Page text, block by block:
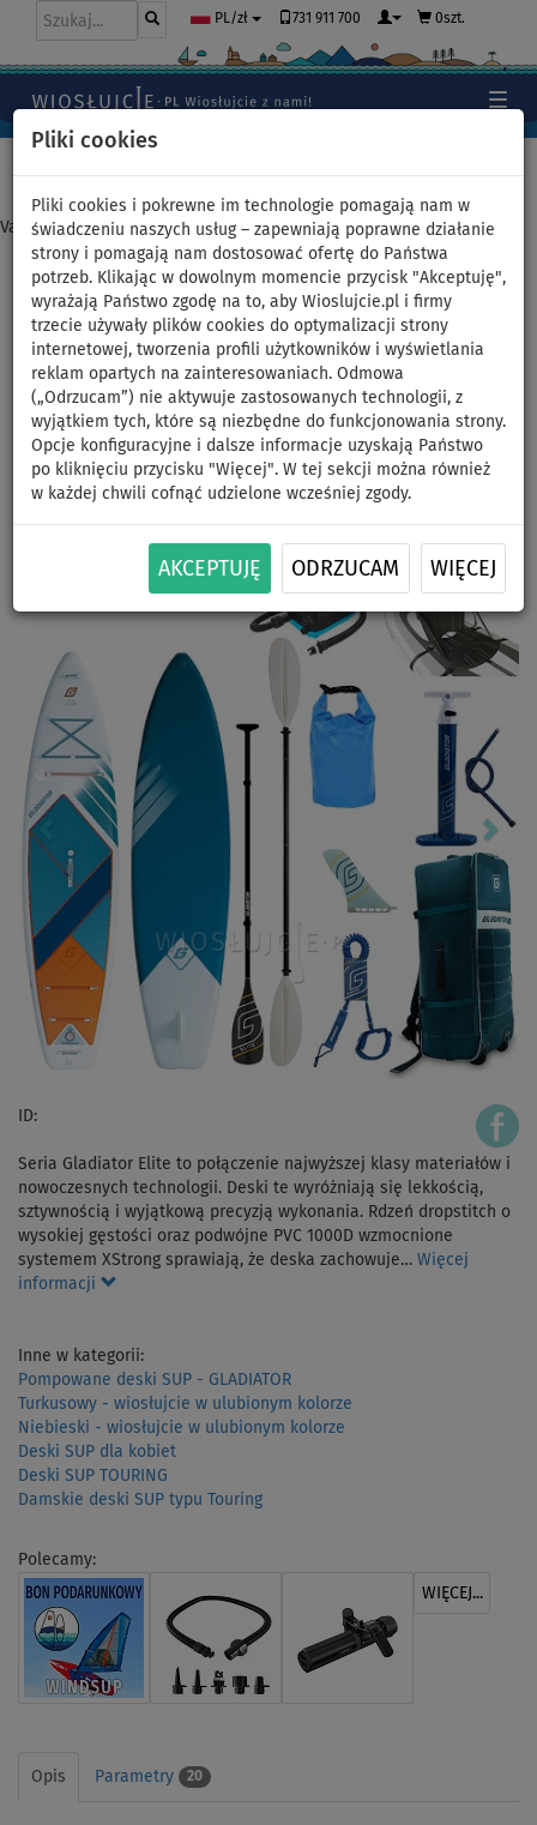
Pliki cookies
Pliki cookies i pokrewne im technologie pomagają nam w
świadczeniu naszych usług – zapewniają poprawne działanie
strony i pomagają nam dostosować ofertę do Państwa
potrzeb. Klikając w dowolnym momencie przycisk "Akceptuję",
wyrażają Państwo zgodę na to, aby Wioslujcie.pl i firmy
trzecie używały plików cookies do optymalizacji strony
internetowej, tworzenia profili użytkowników i wyświetlania
reklam opartych na zainteresowaniach. Odmowa
(„Odrzucam”) nie aktywuje zastosowanych technologii, z
wyjątkiem tych, które są niezbędne do funkcjonowania strony.
Opcje konfiguracyjne i dalsze informacje uzyskają Państwo
po kliknięciu przycisku "Więcej". W tej sekcji można również
w każdej chwili cofnąć udzielone wcześniej zgody.
AKCEPTUJĘ ODRZUCAM WIĘCEJ
PL/zł 731 911 700 0szt.
Varianta nebyla nalezena
Deska SUP GLADIATOR ELITE
Touring 11'4 2026 -
pompowany paddleboard z
wiosłem karbonowym
WIOSŁO W
DO
DARMOWA
Next
ID:
Seria Gladiator Elite to połączenie najwyższej klasy materiałów i
nowoczesnych technologii. Deski te wyróżniają się lekkością,
sztywnością i wyjątkową precyzją wykonania. Rdzeń dropstitch o
wysokiej gęstości oraz podwójne PVC 1000D wzmocnione
systemem XStrong sprawiają, że deska zachowuje… Więcej
informacji
Inne w kategorii:
Pompowane deski SUP - GLADIATOR
Turkusowy - wiosłujcie w ulubionym kolorze
Niebieski - wiosłujcie w ulubionym kolorze
Deski SUP dla kobiet
Deski SUP TOURING
Damskie deski SUP typu Touring
Polecamy:
WIĘCEJ...
Opis Parametry 20